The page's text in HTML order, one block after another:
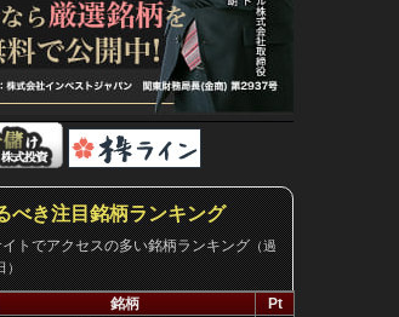
べき注目銘柄ランキング
トでアクセスの多い銘柄ランキング（過
）
銘柄
Pt